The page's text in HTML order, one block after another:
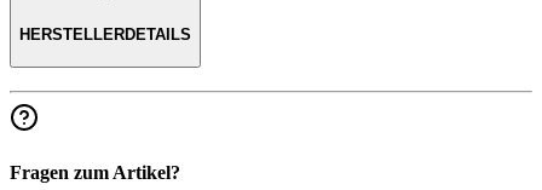
HERSTELLERDETAILS
Fragen zum Artikel?